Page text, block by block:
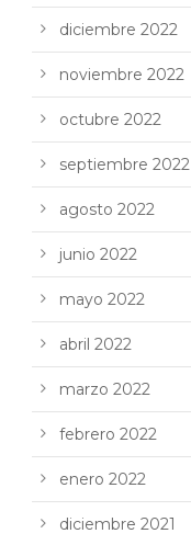
diciembre 2022
noviembre 2022
octubre 2022
septiembre 2022
agosto 2022
junio 2022
mayo 2022
abril 2022
marzo 2022
febrero 2022
enero 2022
diciembre 2021